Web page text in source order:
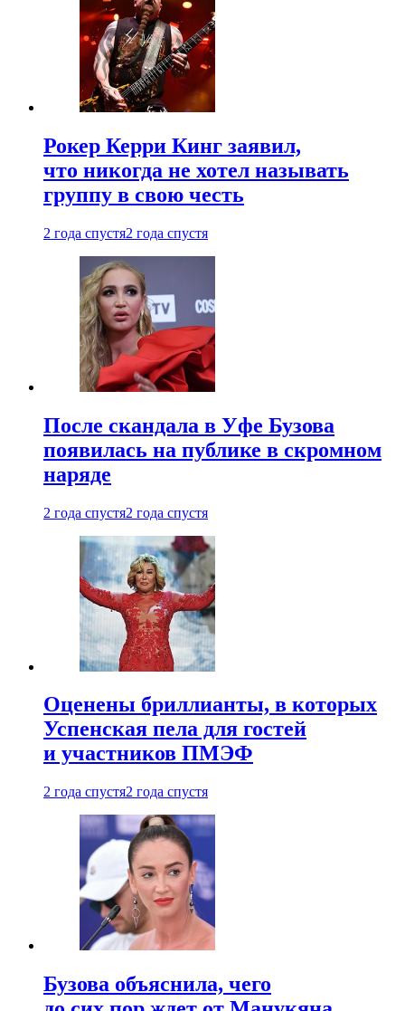
Рокер Керри Кинг заявил,
что никогда не хотел называть
группу в свою честь
2 года спустя2 года спустя
После скандала в Уфе Бузова
появилась на публике в скромном
наряде
2 года спустя2 года спустя
Оценены бриллианты, в которых
Успенская пела для гостей
и участников ПМЭФ
2 года спустя2 года спустя
Бузова объяснила, чего